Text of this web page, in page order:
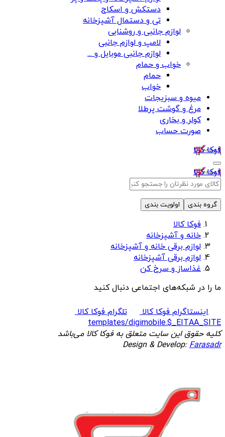
دستکش و اسکاج
تی و دستمال آشپزخانه
لوازم جانبی و روشنایی
لامپ و لوازم جانبی
لوازم جانبی موبایل و ...
خواب و حمام
حمام
خواب
میوه و سبزیجات
مرغ و گوشت پرطلا
کولر و بخاری
صورت حساب
فوکا کالا
فوکا کالا
گروه بندی اولویت بندی
فوکا کالا
خانه و آشپزخانه
لوازم برقی خانه و آشپزخانه
لوازم برقی آشپزخانه
غذاساز و سرخ کن
ما را در شبکه‌های اجتماعی دنبال کنید
اینستاگرام فوکا کالا
تلگرام فوکا کالا
templates/digimobile.$_EITAA_SITE
کلیه حقوق این سایت متعلق به فوکا کالا می‌باشد
Design & Develop:Farasadr